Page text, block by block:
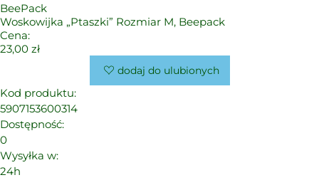
BeePack
Woskowijka „Ptaszki” Rozmiar M, Beepack
Cena:
23,00 zł
dodaj do ulubionych
Kod produktu:
5907153600314
Dostępność:
0
Wysyłka w:
24h